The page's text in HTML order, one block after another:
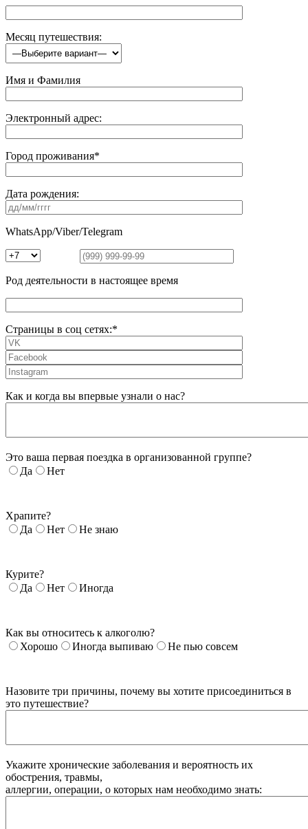
Месяц путешествия:
Имя и Фамилия
Электронный адрес:
Город проживания*
Дата рождения:
WhatsApp/Viber/Telegram
Род деятельности в настоящее время
Страницы в соц сетях:*
Как и когда вы впервые узнали о нас?
Это ваша первая поездка в организованной группе?
Да
Нет
Храпите?
Да
Нет Не знаю
Курите?
Да
Нет Иногда
Как вы относитесь к алкоголю?
Хорошо
Иногда выпиваю Не пью совсем
Назовите три причины, почему вы хотите присоединиться в
это путешествие?
Укажите хронические заболевания и вероятность их
обострения, травмы,
аллергии, операции, о которых нам необходимо знать: